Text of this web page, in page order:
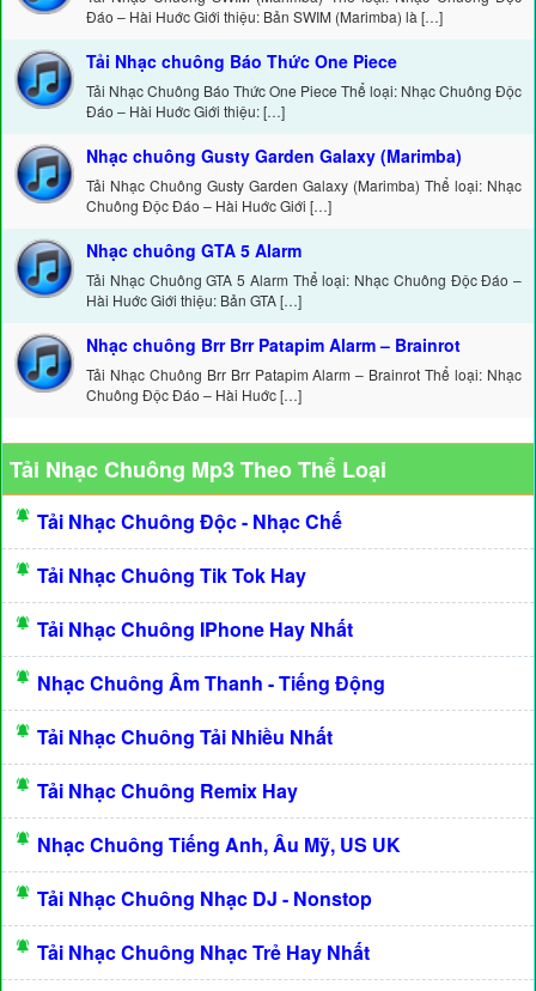
Đáo – Hài Huớc Giới thiệu: Bản SWIM (Marimba) là […]
Tải Nhạc chuông Báo Thức One Piece
Tải Nhạc Chuông Báo Thức One Piece Thể loại: Nhạc Chuông Độc
Đáo – Hài Huớc Giới thiệu: […]
Nhạc chuông Gusty Garden Galaxy (Marimba)
Tải Nhạc Chuông Gusty Garden Galaxy (Marimba) Thể loại: Nhạc
Chuông Độc Đáo – Hài Huớc Giới […]
Nhạc chuông GTA 5 Alarm
Tải Nhạc Chuông GTA 5 Alarm Thể loại: Nhạc Chuông Độc Đáo –
Hài Huớc Giới thiệu: Bản GTA […]
Nhạc chuông Brr Brr Patapim Alarm – Brainrot
Tải Nhạc Chuông Brr Brr Patapim Alarm – Brainrot Thể loại: Nhạc
Chuông Độc Đáo – Hài Huớc […]
Tải Nhạc Chuông Mp3 Theo Thể Loại
Tải Nhạc Chuông Độc - Nhạc Chế
Tải Nhạc Chuông Tik Tok Hay
Tải Nhạc Chuông IPhone Hay Nhất
Nhạc Chuông Âm Thanh - Tiếng Động
Tải Nhạc Chuông Tải Nhiều Nhất
Tải Nhạc Chuông Remix Hay
Nhạc Chuông Tiếng Anh, Âu Mỹ, US UK
Tải Nhạc Chuông Nhạc DJ - Nonstop
Tải Nhạc Chuông Nhạc Trẻ Hay Nhất